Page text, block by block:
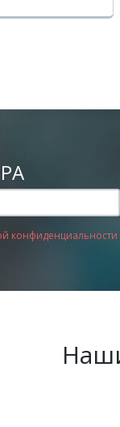
конфиденциальности